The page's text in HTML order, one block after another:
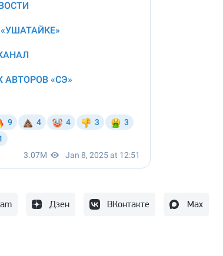
Дзен ВКонтакте Max